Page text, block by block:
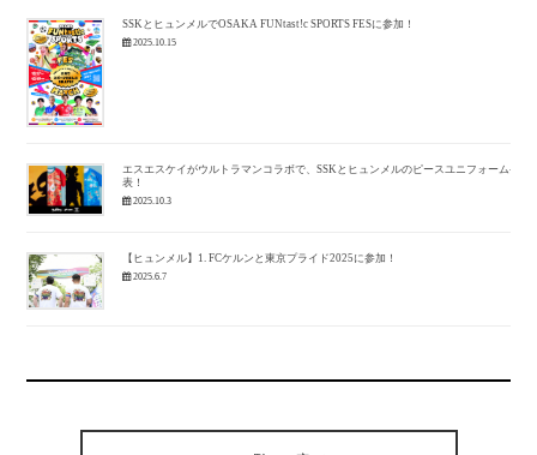
SSKとヒュンメルでOSAKA FUNtast!c SPORTS FESに参加！
2025.10.15
エスエスケイがウルトラマンコラボで、SSKとヒュンメルのピースユニフォーム発
表！
2025.10.3
【ヒュンメル】1. FCケルンと東京プライド2025に参加！
2025.6.7